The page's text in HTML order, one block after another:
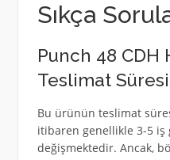
Sıkça
Punch 48 CDH
Teslimat
Bu ürünün teslimat
itibaren genellikle 3-5 iş
değişmektedir. Ancak,